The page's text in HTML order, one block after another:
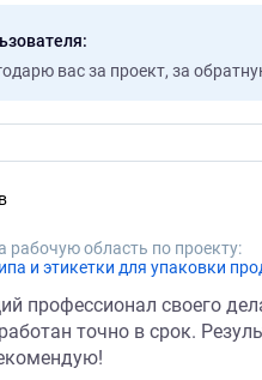
вас за проект, за
рабочую область по проекту:
и этикетки для упаковки
профессионал своего
точно в срок.